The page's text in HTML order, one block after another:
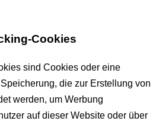
Cookies
sind Cookies oder eine
die zur Erstellung von
werden, um Werbung
auf dieser Website oder über